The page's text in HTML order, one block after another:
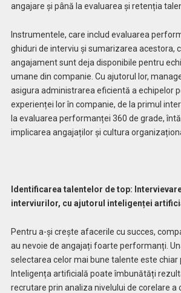
angajare și până la evaluarea și retenția
Instrumentele, care includ evaluarea
ghiduri de interviu și sumarizarea acestora,
angajament sunt deja disponibile pentru
umane din companie. Cu ajutorul lor,
asigura administrarea eficientă a echipelor
experienței lor în companie, de la primul
la evaluarea performanței 360 de grade,
implicarea angajaților și cultura
Identificarea talentelor de top:
interviurilor, cu ajutorul inteligenței
Pentru a-și crește afacerile cu succes,
au nevoie de angajați foarte performanți.
selectarea celor mai bune talente este chiar
Inteligența artificială poate îmbunătăți
recrutare prin analiza nivelului de corelare a